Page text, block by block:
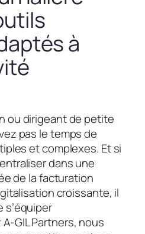
à
ou dirigeant de petite
pas le temps de
et complexes. Et si
dans une
de la facturation
croissante, il
GIL Partners, nous